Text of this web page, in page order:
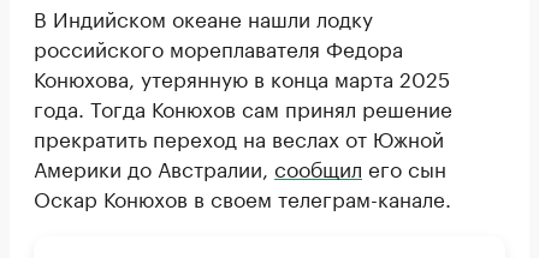
В Индийском океане нашли лодку
российского мореплавателя Федора
Конюхова, утерянную в конца марта 2025
года. Тогда Конюхов сам принял решение
прекратить переход на веслах от Южной
Америки до Австралии, сообщил его сын
Оскар Конюхов в своем телеграм-канале.